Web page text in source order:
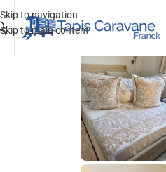
Skip to navigation
Skip to main content